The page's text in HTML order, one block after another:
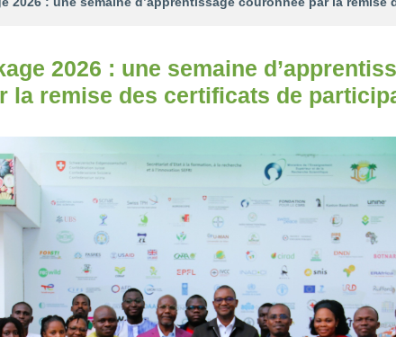
2026 : une semaine
la remise des certificats de